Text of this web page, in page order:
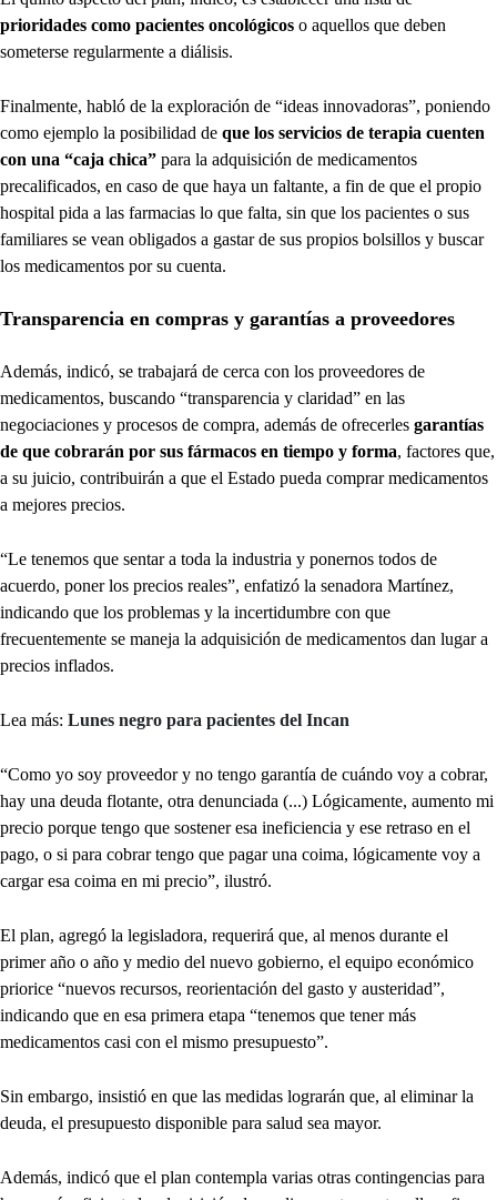
prioridades como pacientes oncológicos o aquellos que deben
someterse regularmente a diálisis.
Finalmente, habló de la exploración de “ideas innovadoras”, poniendo
como ejemplo la posibilidad de que los servicios de terapia cuenten
con una “caja chica” para la adquisición de medicamentos
precalificados, en caso de que haya un faltante, a fin de que el propio
hospital pida a las farmacias lo que falta, sin que los pacientes o sus
familiares se vean obligados a gastar de sus propios bolsillos y buscar
los medicamentos por su cuenta.
Transparencia en compras y garantías a proveedores
Además, indicó, se trabajará de cerca con los proveedores de
medicamentos, buscando “transparencia y claridad” en las
negociaciones y procesos de compra, además de ofrecerles garantías
de que cobrarán por sus fármacos en tiempo y forma, factores que,
a su juicio, contribuirán a que el Estado pueda comprar medicamentos
a mejores precios.
“Le tenemos que sentar a toda la industria y ponernos todos de
acuerdo, poner los precios reales”, enfatizó la senadora Martínez,
indicando que los problemas y la incertidumbre con que
frecuentemente se maneja la adquisición de medicamentos dan lugar a
precios inflados.
Lea más: Lunes negro para pacientes del Incan
“Como yo soy proveedor y no tengo garantía de cuándo voy a cobrar,
hay una deuda flotante, otra denunciada (...) Lógicamente, aumento mi
precio porque tengo que sostener esa ineficiencia y ese retraso en el
pago, o si para cobrar tengo que pagar una coima, lógicamente voy a
cargar esa coima en mi precio”, ilustró.
El plan, agregó la legisladora, requerirá que, al menos durante el
primer año o año y medio del nuevo gobierno, el equipo económico
priorice “nuevos recursos, reorientación del gasto y austeridad”,
indicando que en esa primera etapa “tenemos que tener más
medicamentos casi con el mismo presupuesto”.
Sin embargo, insistió en que las medidas lograrán que, al eliminar la
deuda, el presupuesto disponible para salud sea mayor.
Además, indicó que el plan contempla varias otras contingencias para